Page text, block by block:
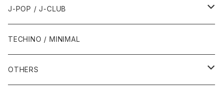
1995年
1996年
2005年
2011年
1999年
2005年
1991年
1991年
2000年
2001年
1985年・以前
1986年
1990年代
1990年
1991年
2000年代
2000年
1980年代
1988年・以前
1989年
1990年代
1990年
2000年代
J-POP / J-CLUB
1980年代
1990年代
TECHINO / MINIMAL
OTHERS